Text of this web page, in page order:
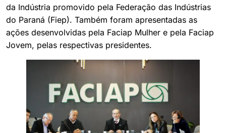
da Indústria promovido pela Federação das Indústrias
do Paraná (Fiep). Também foram apresentadas as
ações desenvolvidas pela Faciap Mulher e pela Faciap
Jovem, pelas respectivas presidentes.